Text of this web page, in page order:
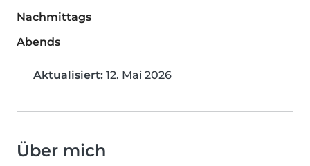
Nachmittags
Abends
Aktualisiert: 12. Mai 2026
Über mich